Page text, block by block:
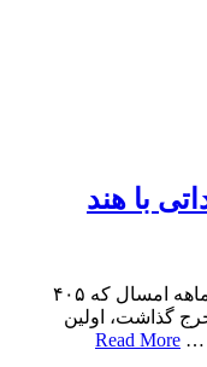
واردات ۴۳۶ میلیون تنی برنج هندی در ۱۱ ماهه امسال که ۴۰۵
خرج گذاشت، اولین
…
Read More